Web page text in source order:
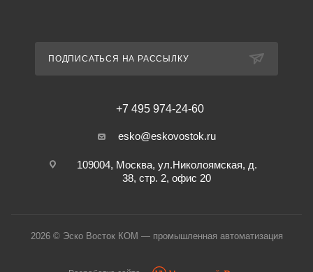
ПОДПИСАТЬСЯ НА РАССЫЛКУ
+7 495 974-24-60
esko@eskovostok.ru
109004, Москва, ул.Николоямская, д.
38, стр. 2, офис 20
2026 © Эско Восток КОМ — промышленная автоматизация